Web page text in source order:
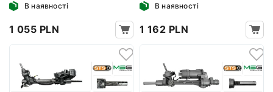
В наявності
1 055 PLN
В наявності
1 162 PLN